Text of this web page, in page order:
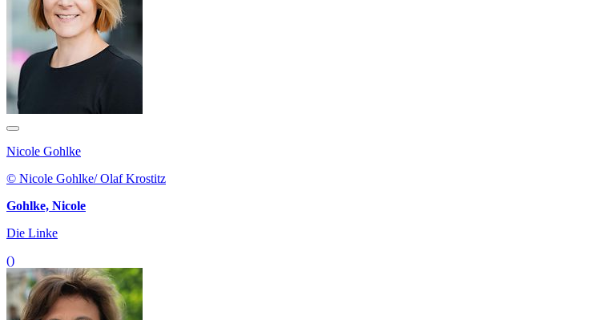
Nicole Gohlke
© Nicole Gohlke/ Olaf Krostitz
Gohlke, Nicole
Die Linke
()